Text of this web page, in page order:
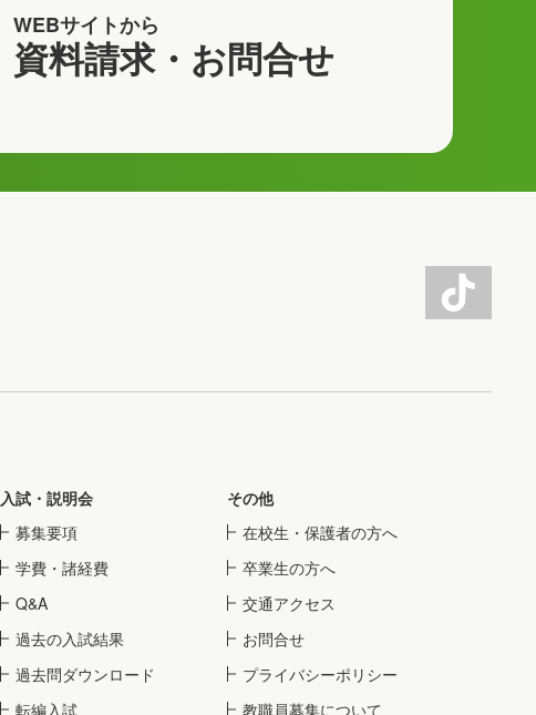
WEBサイトから
資料請求・お問合せ
入試・説明会
募集要項
学費・諸経費
Q&A
過去の入試結果
過去問ダウンロード
転編入試
その他
在校生・保護者の方へ
卒業生の方へ
交通アクセス
お問合せ
プライバシーポリシー
教職員募集について